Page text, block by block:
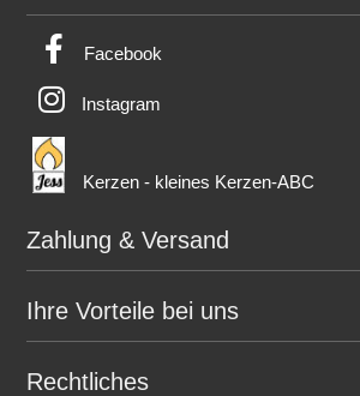
Facebook
Instagram
Kerzen - kleines Kerzen-ABC
Zahlung & Versand
Ihre Vorteile bei uns
Rechtliches